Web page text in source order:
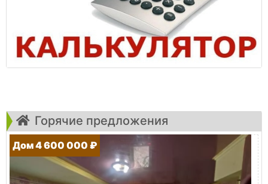
Горячие предложения
Дом 4 600 000 ₽